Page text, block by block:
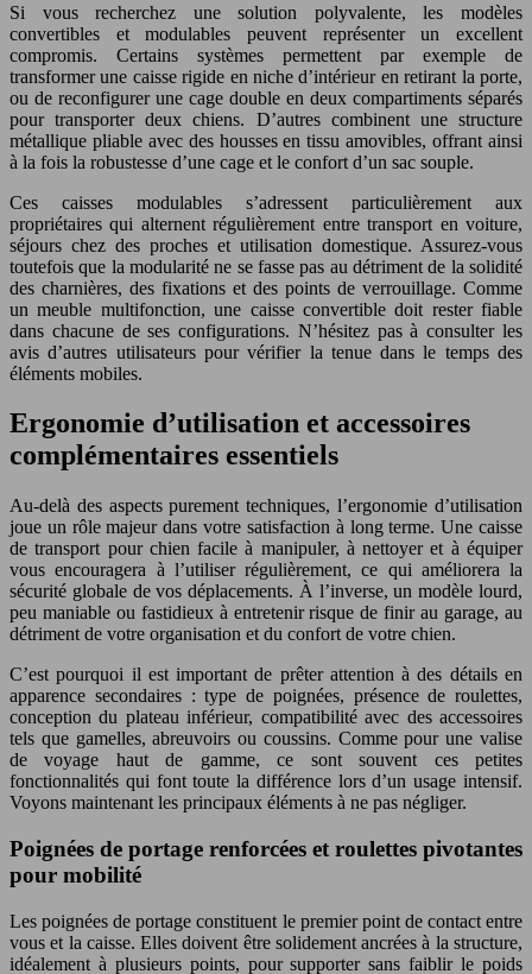
Si vous recherchez une solution polyvalente, les modèles
convertibles et modulables peuvent représenter un excellent
compromis. Certains systèmes permettent par exemple de
transformer une caisse rigide en niche d’intérieur en retirant la porte,
ou de reconfigurer une cage double en deux compartiments séparés
pour transporter deux chiens. D’autres combinent une structure
métallique pliable avec des housses en tissu amovibles, offrant ainsi
à la fois la robustesse d’une cage et le confort d’un sac souple.
Ces caisses modulables s’adressent particulièrement aux
propriétaires qui alternent régulièrement entre transport en voiture,
séjours chez des proches et utilisation domestique. Assurez-vous
toutefois que la modularité ne se fasse pas au détriment de la solidité
des charnières, des fixations et des points de verrouillage. Comme
un meuble multifonction, une caisse convertible doit rester fiable
dans chacune de ses configurations. N’hésitez pas à consulter les
avis d’autres utilisateurs pour vérifier la tenue dans le temps des
éléments mobiles.
Ergonomie d’utilisation et accessoires
complémentaires essentiels
Au-delà des aspects purement techniques, l’ergonomie d’utilisation
joue un rôle majeur dans votre satisfaction à long terme. Une caisse
de transport pour chien facile à manipuler, à nettoyer et à équiper
vous encouragera à l’utiliser régulièrement, ce qui améliorera la
sécurité globale de vos déplacements. À l’inverse, un modèle lourd,
peu maniable ou fastidieux à entretenir risque de finir au garage, au
détriment de votre organisation et du confort de votre chien.
C’est pourquoi il est important de prêter attention à des détails en
apparence secondaires : type de poignées, présence de roulettes,
conception du plateau inférieur, compatibilité avec des accessoires
tels que gamelles, abreuvoirs ou coussins. Comme pour une valise
de voyage haut de gamme, ce sont souvent ces petites
fonctionnalités qui font toute la différence lors d’un usage intensif.
Voyons maintenant les principaux éléments à ne pas négliger.
Poignées de portage renforcées et roulettes pivotantes
pour mobilité
Les poignées de portage constituent le premier point de contact entre
vous et la caisse. Elles doivent être solidement ancrées à la structure,
idéalement à plusieurs points, pour supporter sans faiblir le poids